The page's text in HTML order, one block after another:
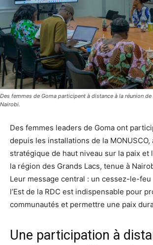
Des femmes de Goma participent à distance à la réunion
Nairobi.
Des femmes leaders de Goma ont
depuis les installations de la
stratégique de haut niveau sur la paix et
la région des Grands Lacs, tenue à
Leur message central : un cessez-le-
l’Est de la RDC est indispensable pour
communautés et permettre une paix
Une participation à